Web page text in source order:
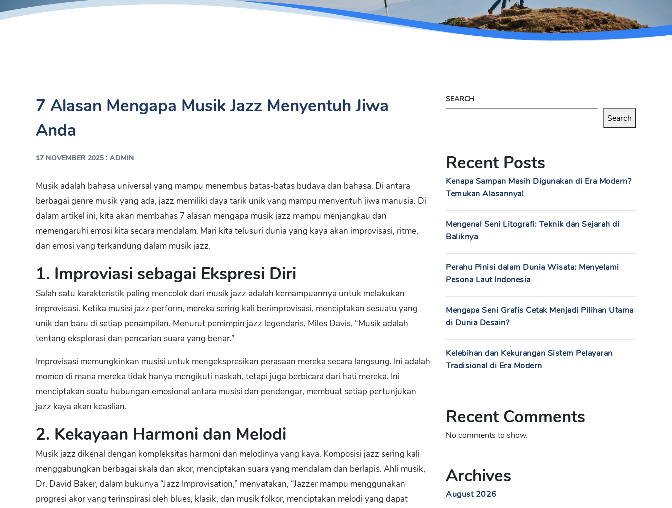
7 Alasan Mengapa Musik Jazz Menyentuh Jiwa
Anda
17 NOVEMBER 2025 : ADMIN
Musik adalah bahasa universal yang mampu menembus batas-batas budaya dan bahasa. Di antara
berbagai genre musik yang ada, jazz memiliki daya tarik unik yang mampu menyentuh jiwa manusia. Di
dalam artikel ini, kita akan membahas 7 alasan mengapa musik jazz mampu menjangkau dan
memengaruhi emosi kita secara mendalam. Mari kita telusuri dunia yang kaya akan improvisasi, ritme,
dan emosi yang terkandung dalam musik jazz.
1. Improviasi sebagai Ekspresi Diri
Salah satu karakteristik paling mencolok dari musik jazz adalah kemampuannya untuk melakukan
improvisasi. Ketika musisi jazz perform, mereka sering kali berimprovisasi, menciptakan sesuatu yang
unik dan baru di setiap penampilan. Menurut pemimpin jazz legendaris, Miles Davis, “Musik adalah
tentang eksplorasi dan pencarian suara yang benar.”
Improvisasi memungkinkan musisi untuk mengekspresikan perasaan mereka secara langsung. Ini adalah
momen di mana mereka tidak hanya mengikuti naskah, tetapi juga berbicara dari hati mereka. Ini
menciptakan suatu hubungan emosional antara musisi dan pendengar, membuat setiap pertunjukan
jazz kaya akan keaslian.
2. Kekayaan Harmoni dan Melodi
Musik jazz dikenal dengan kompleksitas harmoni dan melodinya yang kaya. Komposisi jazz sering kali
menggabungkan berbagai skala dan akor, menciptakan suara yang mendalam dan berlapis. Ahli musik,
Dr. David Baker, dalam bukunya “Jazz Improvisation,” menyatakan, “Jazzer mampu menggunakan
progresi akor yang terinspirasi oleh blues, klasik, dan musik folkor, menciptakan melodi yang dapat
SEARCH
Search
Recent Posts
Kenapa Sampan Masih Digunakan di Era Modern?
Temukan Alasannya!
Mengenal Seni Litografi: Teknik dan Sejarah di
Baliknya
Perahu Pinisi dalam Dunia Wisata: Menyelami
Pesona Laut Indonesia
Mengapa Seni Grafis Cetak Menjadi Pilihan Utama
di Dunia Desain?
Kelebihan dan Kekurangan Sistem Pelayaran
Tradisional di Era Modern
Recent Comments
No comments to show.
Archives
August 2026